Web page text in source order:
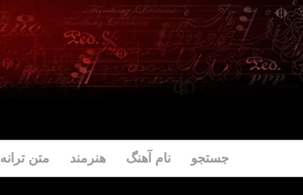
جستجو نام آهنگ هنرمند متن ترانه